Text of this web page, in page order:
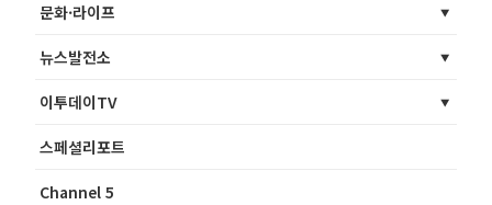
문화·라이프
뉴스발전소
이투데이TV
스페셜리포트
Channel 5